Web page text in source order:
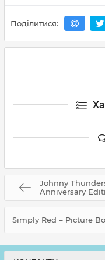
Поділитися:
Johnny
Anniversary
Simply Red – Picture